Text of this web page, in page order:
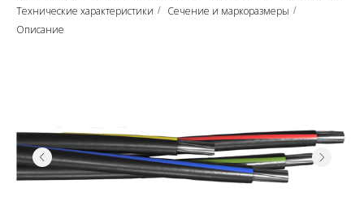
Технические характеристики / Сечение и маркоразмеры /
Описание